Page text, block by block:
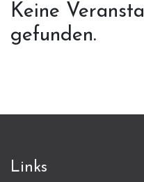
Keine
gefunden.
Links